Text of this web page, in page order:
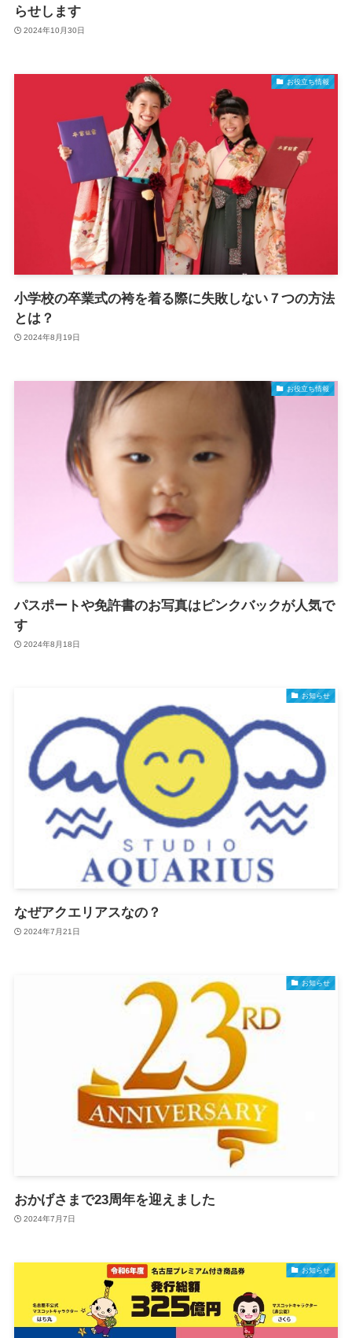
らせします
2024年10月30日
お役立ち情報
小学校の卒業式の袴を着る際に失敗しない７つの方法
とは？
2024年8月19日
お役立ち情報
パスポートや免許書のお写真はピンクバックが人気で
す
2024年8月18日
お知らせ
なぜアクエリアスなの？
2024年7月21日
お知らせ
おかげさまで23周年を迎えました
2024年7月7日
お知らせ